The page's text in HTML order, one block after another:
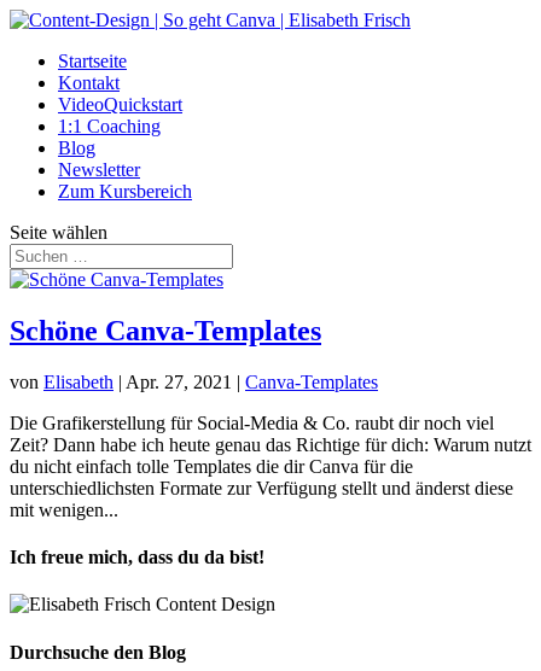
Startseite
Kontakt
VideoQuickstart
1:1 Coaching
Blog
Newsletter
Zum Kursbereich
Seite wählen
Schöne Canva-Templates
von Elisabeth | Apr. 27, 2021 | Canva-Templates
Die Grafikerstellung für Social-Media & Co. raubt dir noch viel
Zeit? Dann habe ich heute genau das Richtige für dich: Warum nutzt
du nicht einfach tolle Templates die dir Canva für die
unterschiedlichsten Formate zur Verfügung stellt und änderst diese
mit wenigen...
Ich freue mich, dass du da bist!
Durchsuche den Blog